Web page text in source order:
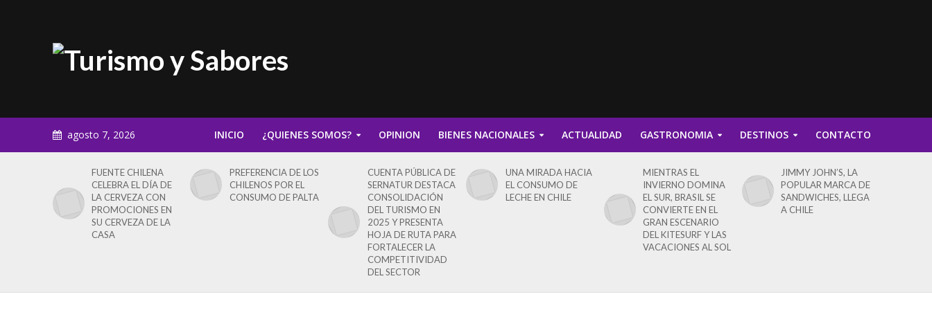
agosto 7, 2026 INICIO ¿QUIENES SOMOS? OPINION BIENES NACIONALES ACTUALIDAD GASTRONOMIA DESTINOS CONTACTO
FUENTE CHILENA
CELEBRA EL DÍA DE
LA CERVEZA CON
PROMOCIONES EN
SU CERVEZA DE LA
CASA
PREFERENCIA DE LOS
CHILENOS POR EL
CONSUMO DE PALTA
CUENTA PÚBLICA DE
SERNATUR DESTACA
CONSOLIDACIÓN
DEL TURISMO EN
2025 Y PRESENTA
HOJA DE RUTA PARA
FORTALECER LA
COMPETITIVIDAD
DEL SECTOR
UNA MIRADA HACIA
EL CONSUMO DE
LECHE EN CHILE
MIENTRAS EL
INVIERNO DOMINA
EL SUR, BRASIL SE
CONVIERTE EN EL
GRAN ESCENARIO
DEL KITESURF Y LAS
VACACIONES AL SOL
JIMMY JOHN’S, LA
POPULAR MARCA DE
SANDWICHES, LLEGA
A CHILE